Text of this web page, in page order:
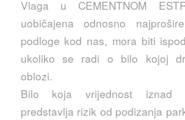
Vlaga u CEMENTNOM
uobičajena odnosno
podloge kod nas, mora biti
ukoliko se radi o bilo kojoj
oblozi.
Bilo kojavrijednost iznad
predstavlja rizik od podizanja